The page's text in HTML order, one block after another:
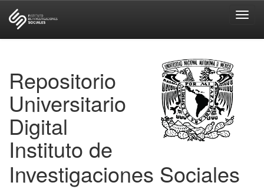
Repositorio
Universitario
Digital
Instituto de
Investigaciones Sociales